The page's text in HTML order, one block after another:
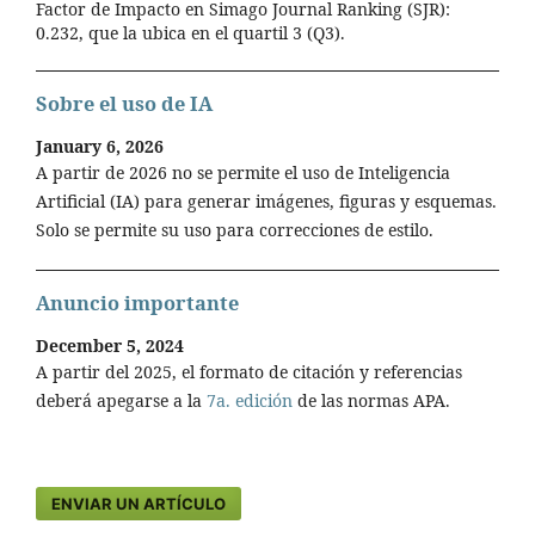
Factor de Impacto en Simago Journal Ranking (SJR):
0.232, que la ubica en el quartil 3 (Q3).
Sobre el uso de IA
January 6, 2026
A partir de 2026 no se permite el uso de Inteligencia
Artificial (IA) para generar imágenes, figuras y esquemas.
Solo se permite su uso para correcciones de estilo.
Anuncio importante
December 5, 2024
A partir del 2025, el formato de citación y referencias
deberá apegarse a la 7a. edición de las normas APA.
ENVIAR UN ARTÍCULO